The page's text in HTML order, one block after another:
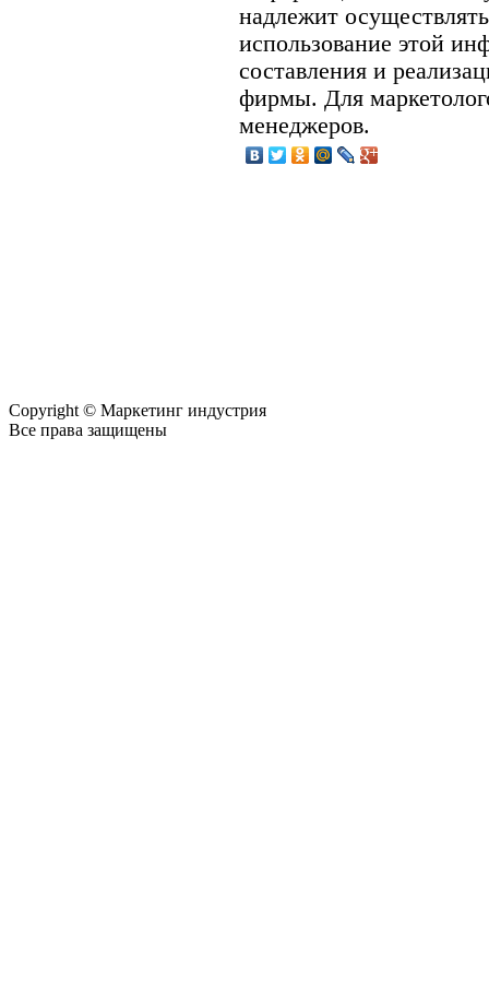
надлежит
использование этой
составления и
фирмы. Для
менеджеров.
Copyright © Маркетинг индустрия
Все права защищены